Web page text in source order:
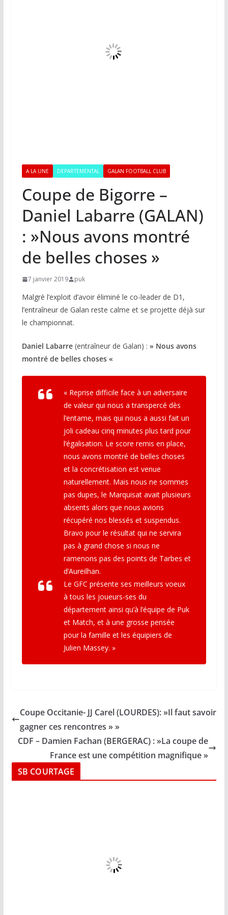
A LA UNE DEPARTEMENTAL GALAN FOOTBALL CLUB
Coupe de Bigorre –
Daniel Labarre (GALAN)
: »Nous avons montré
de belles choses »
7 janvier 2019 puk
Malgrè l’exploit d’avoir éliminé le co-leader de D1,
l’entraîneur de Galan reste calme et se projette déjà sur
le championnat.
Daniel Labarre(entraîneur de Galan) : » Nous avons
montré de belles choses «
« Reprise difficile face à un adversaire
de valeur qui nous a transpercé dès
l’entame, mais qui nous a aussi fait un
joli cadeau cinq minutes plus tard pour
l’égalisation. Le score remis en place,
nous avons montré de belles choses
et la concrétisation est venue
naturellement. Mais nous ne sommes
pas dupes, le Marquisat avait plusieurs
absents alors que nous avions
récupéré nos blessés et suspendus.
Bravo pour le résultat qui ne servira
pas à grand chose si nous ne
ramenons pas des points de Tarbes et
d’Aureilhan.
Le GFC présente ses meilleurs voeux
à tous les joueurs-ses du
département ainsi qu’à l’équipe de Puk
et Match, et à une grosse pensée
pour la famille et les équipiers de
Julien Massey. »
Coupe Occitanie- JJ Carel (LOURDES): »Il faut savoir
gagner ces rencontres » »
CDF – Damien Fachan (BERGERAC) : »La coupe de
France est une compétition magnifique »
SB COURTAGE